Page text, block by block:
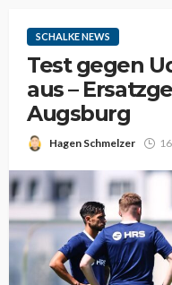
SCHALKE NEWS
Test gegen
aus –
Augsburg
Hagen Schmelzer